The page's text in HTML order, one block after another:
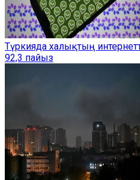
Түркияда халықтың
92,3 пайыз